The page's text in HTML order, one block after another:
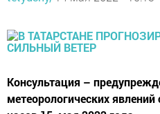
Консультация –
метеорологических